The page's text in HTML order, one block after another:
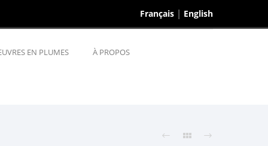
Français English
EN PLUMES À PROPOS